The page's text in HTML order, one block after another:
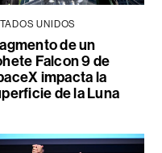
UNIDOS
de un
Falcon 9 de
impacta la
de la Luna